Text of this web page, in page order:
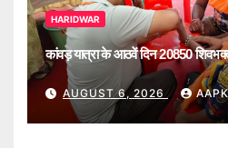
HARIDWAR
कांवड़ यात्रा के आठवें दिन 20850
AUGUST 6, 2026